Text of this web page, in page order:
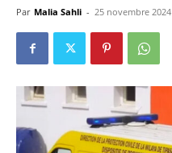
Par Malia Sahli - 25 novembre 2024